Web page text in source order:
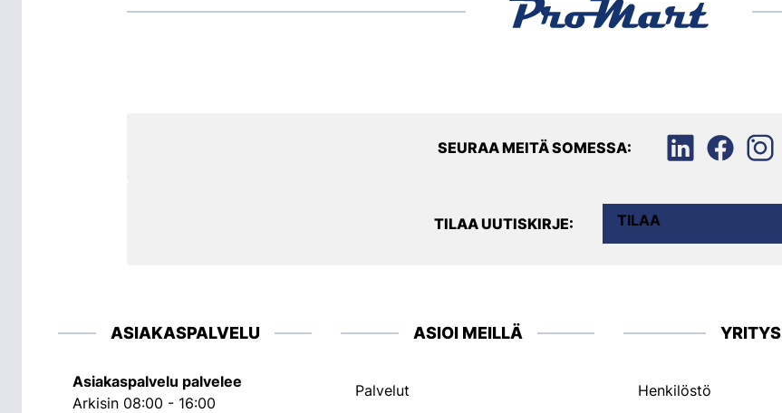
SEURAA MEITÄ SOMESSA:
TILAA UUTISKIRJE: TILAA
ASIAKASPALVELU
Asiakaspalvelu palvelee
Arkisin 08:00 - 16:00
ASIOI MEILLÄ
Palvelut
YRITYS
Henkilöstö